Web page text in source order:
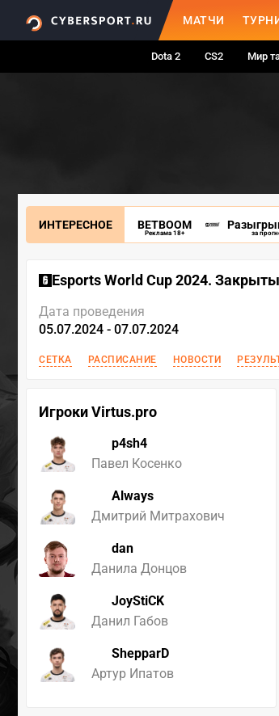
МАТЧИ
Dota 2 CS2 Мир
ИНТЕРЕСНОЕ BETBOOM
Реклама 18+ за
Esports World Cup 2024.
Дата проведения
05.07.2024 - 07.07.2024
СЕТКА РАСПИСАНИЕ НОВОСТИ
Игроки Virtus.pro
p4sh4
Павел Косенко
Always
Дмитрий Митрахович
dan
Данила Донцов
JoyStiCK
Данил Габов
ShepparD
Артур Ипатов